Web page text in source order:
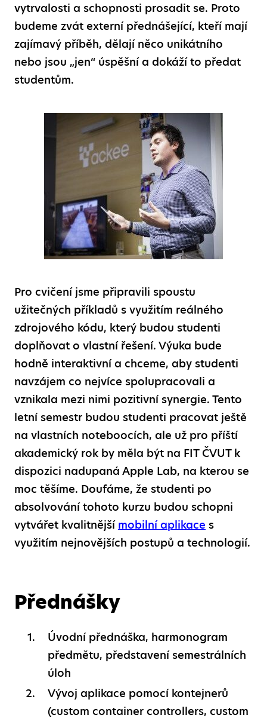
vytrvalosti a schopnosti prosadit se. Proto
budeme zvát externí přednášející, kteří mají
zajímavý příběh, dělají něco unikátního
nebo jsou „jen“ úspěšní a dokáží to předat
studentům.
Pro cvičení jsme připravili spoustu
užitečných příkladů s využitím reálného
zdrojového kódu, který budou studenti
doplňovat o vlastní řešení. Výuka bude
hodně interaktivní a chceme, aby studenti
navzájem co nejvíce spolupracovali a
vznikala mezi nimi pozitivní synergie. Tento
letní semestr budou studenti pracovat ještě
na vlastních noteboocích, ale už pro příští
akademický rok by měla být na FIT ČVUT k
dispozici nadupaná Apple Lab, na kterou se
moc těšíme. Doufáme, že studenti po
absolvování tohoto kurzu budou schopni
vytvářet kvalitnější mobilní aplikace s
využitím nejnovějších postupů a technologií.
Přednášky
Úvodní přednáška, harmonogram
předmětu, představení semestrálních
úloh
Vývoj aplikace pomocí kontejnerů
(custom container controllers, custom